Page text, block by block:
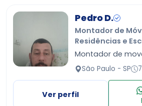
Pedro D.
Montador de
Residências e
Montador de
São Paulo - SP
Ver perfil